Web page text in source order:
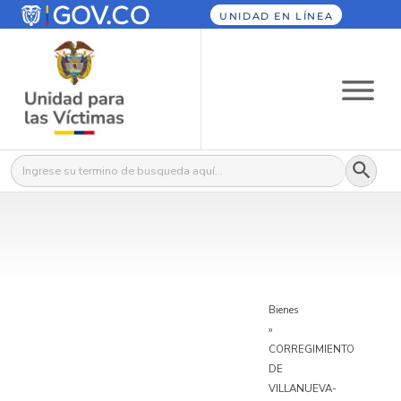
UNIDAD EN LÍNEA
Buscar: Botón
Bienes
»
CORREGIMIENTO
DE
VILLANUEVA-